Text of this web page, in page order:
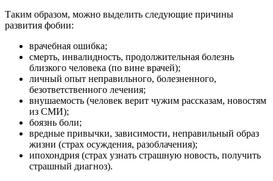
Таким образом, можно выделить следующие причины
развития фобии:
врачебная ошибка;
смерть, инвалидность, продолжительная болезнь
близкого человека (по вине врачей);
личный опыт неправильного, болезненного,
безответственного лечения;
внушаемость (человек верит чужим рассказам, новостям
из СМИ);
боязнь боли;
вредные привычки, зависимости, неправильный образ
жизни (страх осуждения, разоблачения);
ипохондрия (страх узнать страшную новость, получить
страшный диагноз).